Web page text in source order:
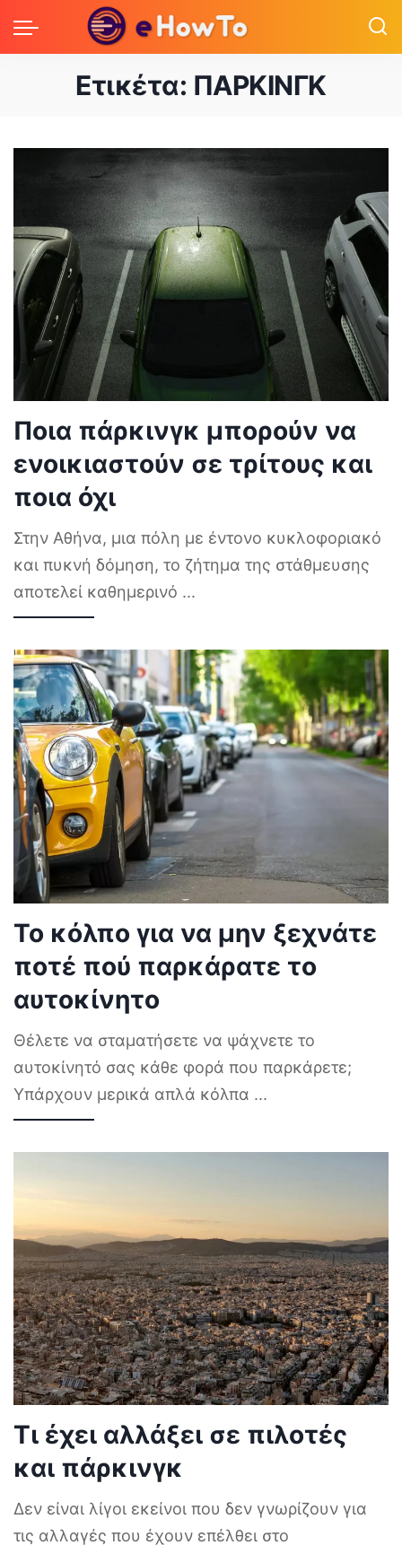
Ετικέτα: ΠΑΡΚΙΝΓΚ
Ποια πάρκινγκ μπορούν να
ενοικιαστούν σε τρίτους και
ποια όχι
Στην Αθήνα, μια πόλη με έντονο κυκλοφοριακό
και πυκνή δόμηση, το ζήτημα της στάθμευσης
αποτελεί καθημερινό ...
Το κόλπο για να μην ξεχνάτε
ποτέ πού παρκάρατε το
αυτοκίνητο
Θέλετε να σταματήσετε να ψάχνετε το
αυτοκίνητό σας κάθε φορά που παρκάρετε;
Υπάρχουν μερικά απλά κόλπα ...
Τι έχει αλλάξει σε πιλοτές
και πάρκινγκ
Δεν είναι λίγοι εκείνοι που δεν γνωρίζουν για
τις αλλαγές που έχουν επέλθει στο